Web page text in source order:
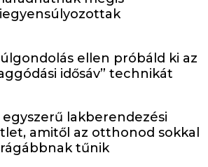
ellen próbáld ki az
idősáv” technikát
egyszerű lakberendezési
amitől az otthonod sokkal
tűnik